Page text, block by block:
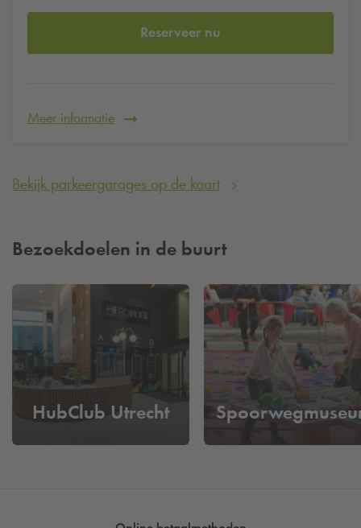
Reserveer nu
Meer informatie
Bekijk parkeergarages op de kaart
Bezoekdoelen in de buurt
HubClub Utrecht